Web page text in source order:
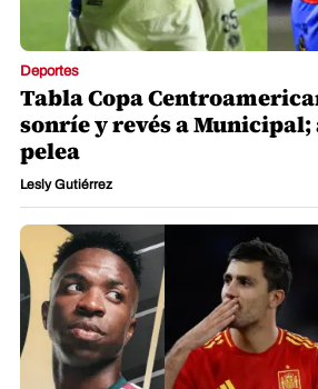
Deportes
Tabla Copa
sonríe y revés a Municipal;
pelea
Lesly Gutiérrez